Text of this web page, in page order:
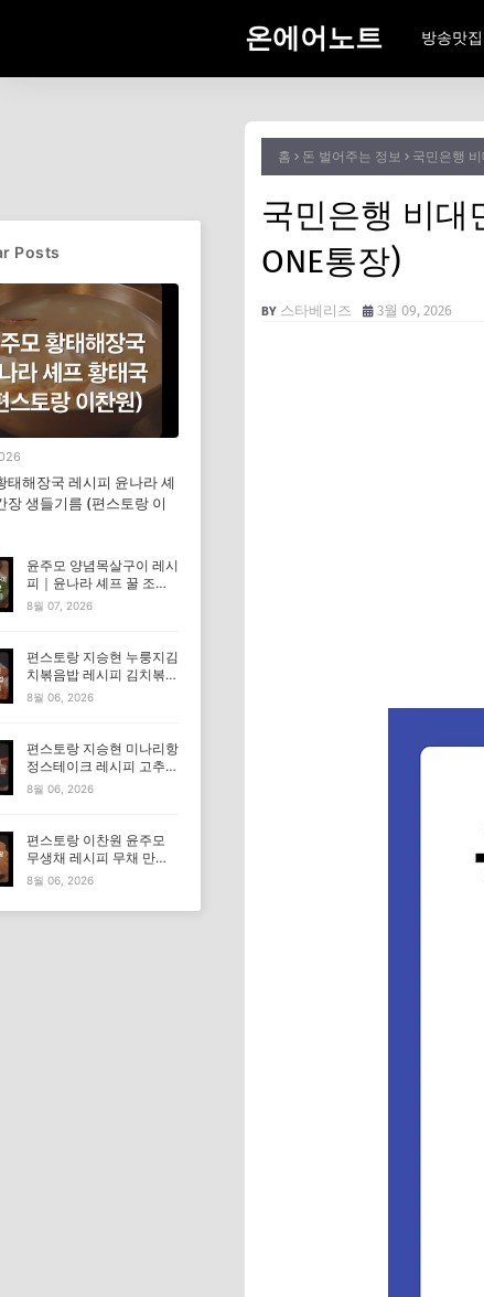
온에어노트 방송맛집
홈 돈 벌어주는 정보 국민은행
국민은행 비대
ONE통장)
스타베리즈 3월 09, 2026
Posts
태해장국 레시피 윤나라 셰
장 생들기름 (편스토랑 이
윤주모 양념목살구이 레시
피｜윤나라 셰프 꿀 조선
간장 정보 (편스토랑 이찬
8월 07, 2026
편스토랑 지승현 누룽지김
치볶음밥 레시피 김치볶음
밥 만드는법
8월 06, 2026
편스토랑 지승현 미나리항
정스테이크 레시피 고추장
마요소스 만드는법
8월 06, 2026
편스토랑 이찬원 윤주모
무생채 레시피 무채 만드
는법
8월 06, 2026